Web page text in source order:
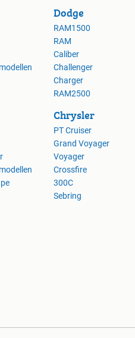
Dodge
RAM1500
RAM
Caliber
Challenger
Charger
RAM2500
Chrysler
PT Cruiser
Grand Voyager
Voyager
Crossfire
300C
Sebring